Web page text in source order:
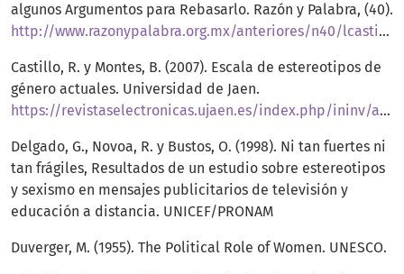
algunos Argumentos para Rebasarlo. Razón y Palabra, (40).
http://www.razonypalabra.org.mx/anteriores/n40/lcastillo.html
Castillo, R. y Montes, B. (2007). Escala de estereotipos de
género actuales. Universidad de Jaen.
https://revistaselectronicas.ujaen.es/index.php/ininv/article/download/198/179/733
Delgado, G., Novoa, R. y Bustos, O. (1998). Ni tan fuertes ni
tan frágiles, Resultados de un estudio sobre estereotipos
y sexismo en mensajes publicitarios de televisión y
educación a distancia. UNICEF/PRONAM
Duverger, M. (1955). The Political Role of Women. UNESCO.